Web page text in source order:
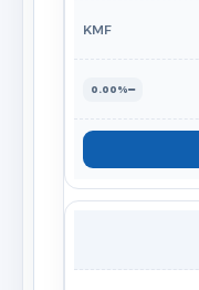
KMF
0.00%